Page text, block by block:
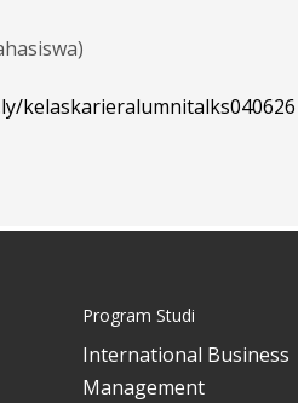
kelaskarieralumnitalks040626
Program Studi
International Business
Management